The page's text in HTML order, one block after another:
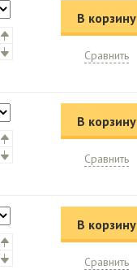
В корзину
Сравнить
В корзину
Сравнить
В корзину
Сравнить